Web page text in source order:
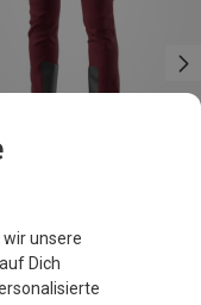
wir unsere
Dich